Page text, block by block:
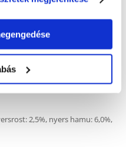
75 mg, jód (vízmentes
(nátrium-szelenát formájában):
2,5%, nyers hamu: 6,0%,